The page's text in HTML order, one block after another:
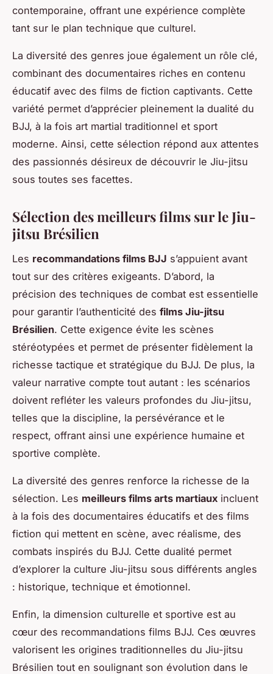
contemporaine, offrant une expérience complète
tant sur le plan technique que culturel.
La diversité des genres joue également un rôle clé,
combinant des documentaires riches en contenu
éducatif avec des films de fiction captivants. Cette
variété permet d’apprécier pleinement la dualité du
BJJ, à la fois art martial traditionnel et sport
moderne. Ainsi, cette sélection répond aux attentes
des passionnés désireux de découvrir le Jiu-jitsu
sous toutes ses facettes.
Sélection des meilleurs films sur le Jiu-
jitsu Brésilien
Les recommandations films BJJ s’appuient avant
tout sur des critères exigeants. D’abord, la
précision des techniques de combat est essentielle
pour garantir l’authenticité des films Jiu-jitsu
Brésilien. Cette exigence évite les scènes
stéréotypées et permet de présenter fidèlement la
richesse tactique et stratégique du BJJ. De plus, la
valeur narrative compte tout autant : les scénarios
doivent refléter les valeurs profondes du Jiu-jitsu,
telles que la discipline, la persévérance et le
respect, offrant ainsi une expérience humaine et
sportive complète.
La diversité des genres renforce la richesse de la
sélection. Les meilleurs films arts martiaux incluent
à la fois des documentaires éducatifs et des films
fiction qui mettent en scène, avec réalisme, des
combats inspirés du BJJ. Cette dualité permet
d’explorer la culture Jiu-jitsu sous différents angles
: historique, technique et émotionnel.
Enfin, la dimension culturelle et sportive est au
cœur des recommandations films BJJ. Ces œuvres
valorisent les origines traditionnelles du Jiu-jitsu
Brésilien tout en soulignant son évolution dans le